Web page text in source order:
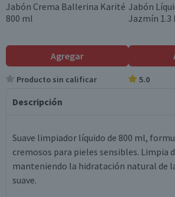
Jabón Crema Ballerina Karité
800 ml
Agregar
Producto sin calificar
Jabón
Jazmín 1.3
5.0
Descripción
Suave limpiador líquido de 800 ml,
cremosos para pieles sensibles. Limpia
manteniendo la hidratación natural de
suave.